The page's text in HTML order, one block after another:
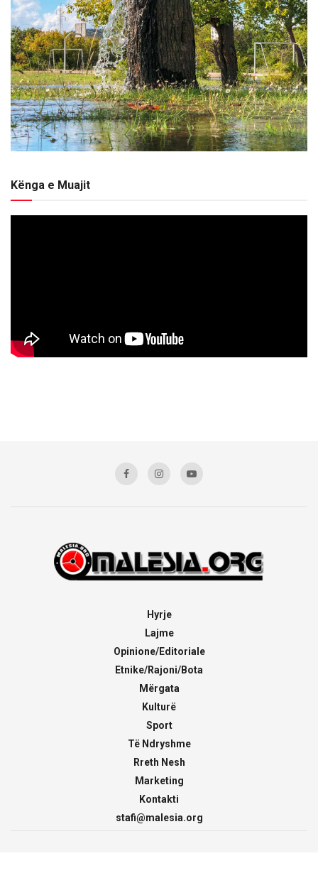
Kënga e Muajit
Hyrje
Lajme
Opinione/Editoriale
Etnike/Rajoni/Bota
Mërgata
Kulturë
Sport
Të Ndryshme
Rreth Nesh
Marketing
Kontakti
stafi@malesia.org